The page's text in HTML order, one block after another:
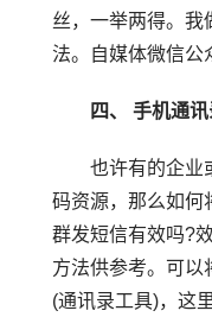
丝，一举两得。我
法。自媒体微信公
四、 手机通
也许有的企业或
码资源，那么如何
群发短信有效吗?
方法供参考。可以
(通讯录工具)，这